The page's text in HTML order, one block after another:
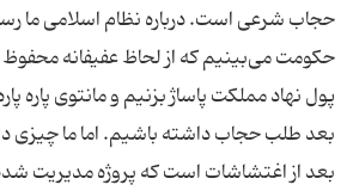
حجاب شرعی است. درباره نظام اسلامی ما
حکومت می‌بینیم که از لحاظ عفیفانه
پول نهاد مملکت پاساژ بزنیم و مانتوی پاره
بعد طلب حجاب داشته باشیم. اما ما
بعد از اغتشاشات است که پروژه مدیریت